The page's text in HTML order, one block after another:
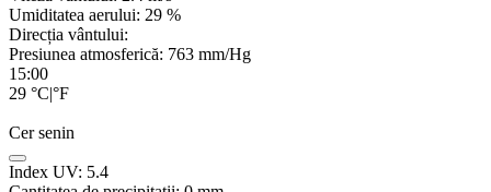
Umiditatea aerului: 29 %
Direcția vântului:
Presiunea atmosferică: 763 mm/Hg
15:00
29 °C|°F
Cer senin
Index UV: 5.4